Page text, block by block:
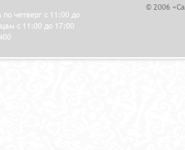
по четверг с 11:00 до
с 11:00 до 17:00
© 2006